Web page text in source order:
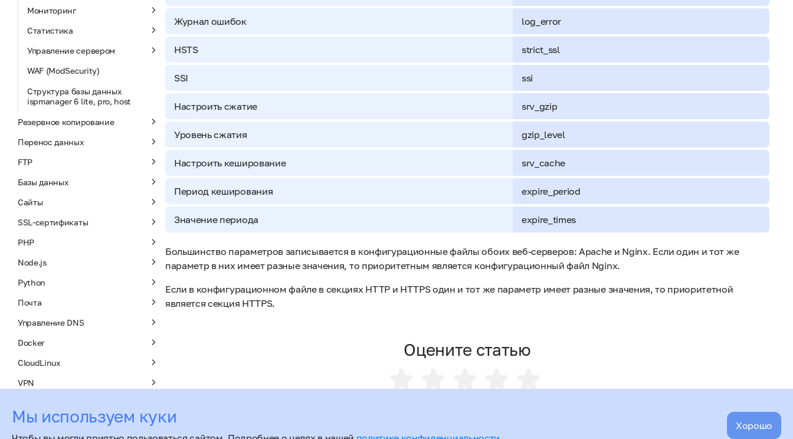
Мониторинг
Статистика
Управление сервером
WAF (ModSecurity)
Структура базы данных
ispmanager 6 lite, pro, host
Резервное копирование
Перенос данных
FTP
Базы данных
Сайты
SSL-сертификаты
PHP
Node.js
Python
Почта
Управление DNS
Docker
CloudLinux
VPN
API
Журнал ошибок log_error
HSTS strict_ssl
SSI ssi
Настроить сжатие srv_gzip
Уровень сжатия gzip_level
Настроить кеширование srv_cache
Период кеширования expire_period
Значение периода expire_times
Большинство параметров записывается в конфигурационные файлы обоих веб-серверов: Apache и Nginx. Если один и тот же
параметр в них имеет разные значения, то приоритетным является конфигурационный файл Nginx.
Если в конфигурационном файле в секциях HTTP и HTTPS один и тот же параметр имеет разные значения, то приоритетной
является секция HTTPS.
Оцените статью
Мы используем куки Хорошо